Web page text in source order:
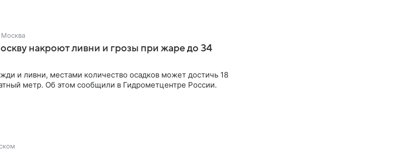
Москва
накроют ливни и грозы при жаре до 34
и ливни, местами количество осадков может достичь 18
метр. Об этом сообщили в Гидрометцентре России.